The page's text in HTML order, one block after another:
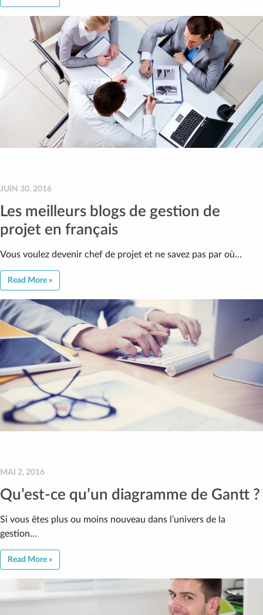
JUIN 30, 2016
Les meilleurs blogs de gestion de
projet en français
Vous voulez devenir chef de projet et ne savez pas par où…
Read More »
MAI 2, 2016
Qu’est-ce qu’un diagramme de Gantt ?
Si vous êtes plus ou moins nouveau dans l’univers de la
gestion…
Read More »